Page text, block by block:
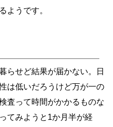
ようです。
らせど結果が届かない。日
は低いだろうけど万が一の
査って時間がかかるものな
てみようと1か月半が経